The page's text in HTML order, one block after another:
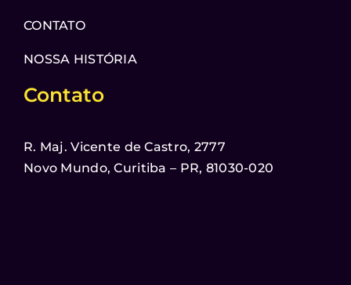
CONTATO
NOSSA HISTÓRIA
Contato
R. Maj. Vicente de Castro, 2777
Novo Mundo, Curitiba – PR, 81030-020